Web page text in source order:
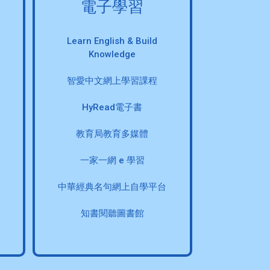
電子學習
Learn English & Build
Knowledge
智愛中文網上學習課程
HyRead電子書
教育局教育多媒體
一家一網 e 學習
中華經典名句網上自學平台
知書閱聽圖書館